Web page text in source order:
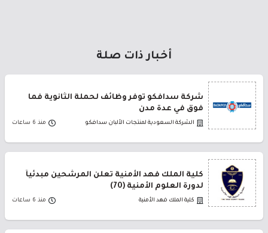
أخبار ذات صلة
شركة سدافكو توفر وظائف لحملة الثانوية فما
فوق في عدة مدن
الشركة السعودية لمنتجات الألبان سدافكو منذ 6 ساعات
كلية الملك فهد الأمنية تعلن المرشحين مبدئياً
لدورة العلوم الأمنية (70)
كلية الملك فهد الأمنية منذ 6 ساعات